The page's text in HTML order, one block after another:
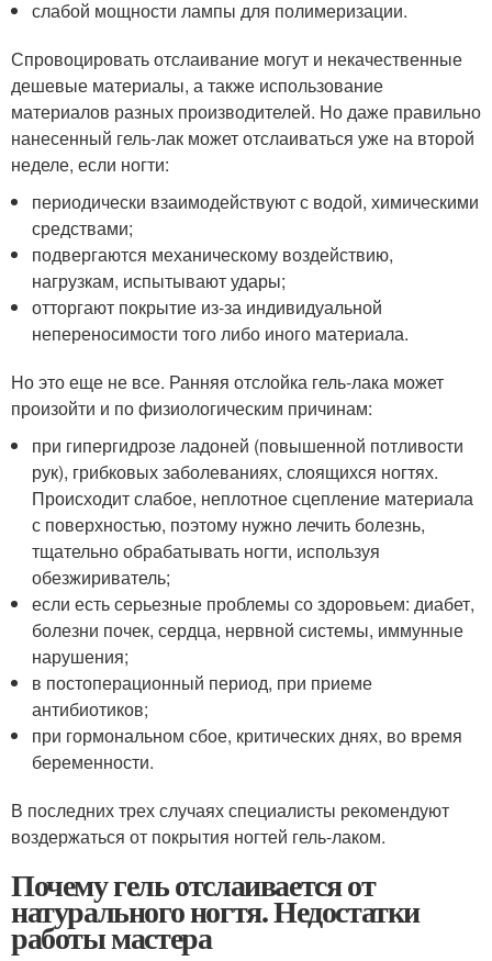
слабой мощности лампы для полимеризации.
Спровоцировать отслаивание могут и некачественные
дешевые материалы, а также использование
материалов разных производителей. Но даже правильно
нанесенный гель-лак может отслаиваться уже на второй
неделе, если ногти:
периодически взаимодействуют с водой, химическими
средствами;
подвергаются механическому воздействию,
нагрузкам, испытывают удары;
отторгают покрытие из-за индивидуальной
непереносимости того либо иного материала.
Но это еще не все. Ранняя отслойка гель-лака может
произойти и по физиологическим причинам:
при гипергидрозе ладоней (повышенной потливости
рук), грибковых заболеваниях, слоящихся ногтях.
Происходит слабое, неплотное сцепление материала
с поверхностью, поэтому нужно лечить болезнь,
тщательно обрабатывать ногти, используя
обезжириватель;
если есть серьезные проблемы со здоровьем: диабет,
болезни почек, сердца, нервной системы, иммунные
нарушения;
в постоперационный период, при приеме
антибиотиков;
при гормональном сбое, критических днях, во время
беременности.
В последних трех случаях специалисты рекомендуют
воздержаться от покрытия ногтей гель-лаком.
Почему гель отслаивается от
натурального ногтя. Недостатки
работы мастера